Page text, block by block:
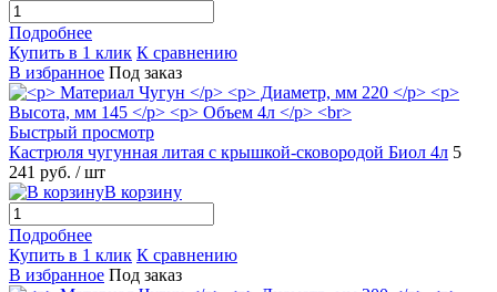
Подробнее
Купить в 1 клик К сравнению
В избранное Под заказ
Быстрый просмотр
Кастрюля чугунная литая с крышкой-сковородой Биол 4л 5
241 руб. / шт
В корзину
Подробнее
Купить в 1 клик К сравнению
В избранное Под заказ